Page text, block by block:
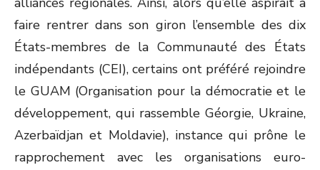
faire rentrer dans son giron l’ensemble des dix
États-membres de la Communauté des États
indépendants (CEI), certains ont préféré rejoindre
le GUAM (Organisation pour la démocratie et le
développement, qui rassemble Géorgie, Ukraine,
Azerbaïdjan et Moldavie), instance qui prône le
rapprochement avec les organisations euro-